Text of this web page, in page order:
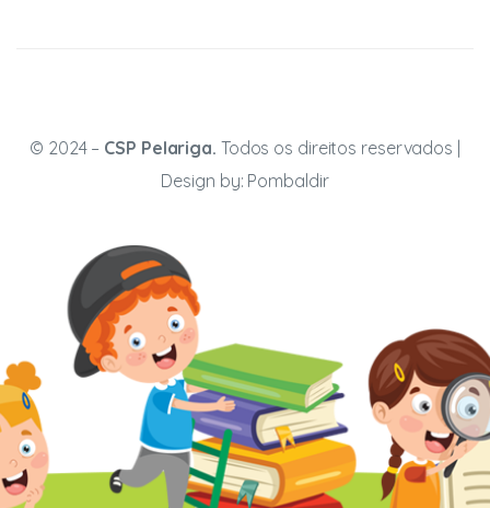
© 2024 – CSP Pelariga. Todos os direitos reservados |
Design by: Pombaldir